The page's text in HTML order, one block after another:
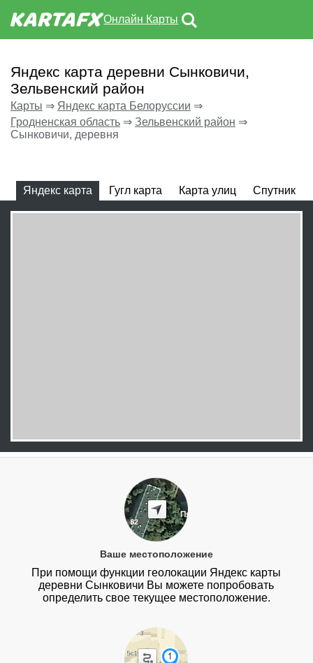
Онлайн Карты
Яндекс карта деревни Сынковичи,
Зельвенский район
Карты ⇒ Яндекс карта Белоруссии ⇒
Гродненская область ⇒ Зельвенский район ⇒
Сынковичи, деревня
Яндекс карта Гугл карта Карта улиц Спутник
Ваше местоположение
При помощи функции геолокации Яндекс карты
деревни Сынковичи Вы можете попробовать
определить свое текущее местоположение.